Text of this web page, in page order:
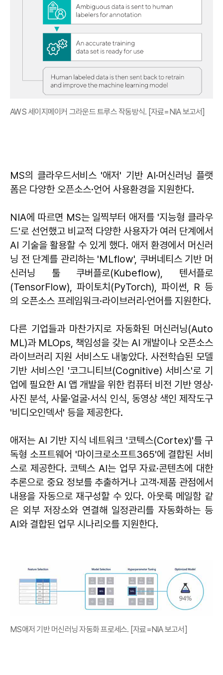
AWS 세이지메이커 그라운드 트루스 작동방식. [자료=NIA 보고서]
MS의 클라우드서비스 '애저' 기반 AI·머신러닝 플랫
폼은 다양한 오픈소스·언어 사용환경을 지원한다.
NIA에 따르면 MS는 일찍부터 애저를 '지능형 클라우
드'로 선언했고 비교적 다양한 사용자가 여러 단계에서
AI 기술을 활용할 수 있게 했다. 애저 환경에서 머신러
닝 전 단계를 관리하는 'MLflow', 쿠버네티스 기반 머
신러닝 툴 쿠버플로(Kubeflow), 텐서플로
(TensorFlow), 파이토치(PyTorch), 파이썬, R 등
의 오픈소스 프레임워크·라이브러리·언어를 지원한다.
다른 기업들과 마찬가지로 자동화된 머신러닝(Auto
ML)과 MLOps, 책임성을 갖는 AI 개발이나 오픈소스
라이브러리 지원 서비스도 내놓았다. 사전학습된 모델
기반 서비스인 '코그니티브(Cognitive) 서비스'로 기
업에 필요한 AI 앱 개발을 위한 컴퓨터 비전 기반 영상·
사진 분석, 사물·얼굴·서식 인식, 동영상 색인 제작도구
'비디오인덱서' 등을 제공한다.
애저는 AI 기반 지식 네트워크 '코텍스(Cortex)'를 구
독형 소프트웨어 '마이크로소프트365'에 결합된 서비
스로 제공한다. 코텍스 AI는 업무 자료·콘텐츠에 대한
추론으로 중요 정보를 추출하거나 고객·제품 관점에서
내용을 자동으로 재구성할 수 있다. 아웃룩 메일함 같
은 외부 저장소와 연결해 일정관리를 자동화하는 등
AI와 결합된 업무 시나리오를 지원한다.
MS애저 기반 머신러닝 자동화 프로세스. [자료=NIA 보고서]